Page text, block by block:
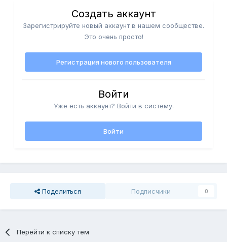
Создать аккаунт
Зарегистрируйте новый аккаунт в нашем сообществе.
Это очень просто!
Регистрация нового пользователя
Войти
Уже есть аккаунт? Войти в систему.
Войти
Поделиться Подписчики 0
Перейти к списку тем